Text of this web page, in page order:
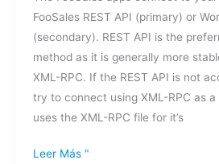
FooSales REST API (primary) or
(secondary). REST API is the
method as it is generally more
XML-RPC. If the REST API is not
try to connect using XML-RPC as a
uses the XML-RPC file for it’s
FooSales
debido
a
un
error
de
acceso
Leer Más "